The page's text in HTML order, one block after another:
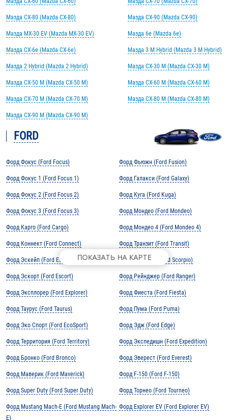
ПОКАЗАТЬ НА КАРТЕ
Мазда CX-80 (Mazda CX-80)
Мазда MX-30 EV (Mazda MX-30 EV)
Мазда CX-6e (Mazda CX-6e)
Мазда 2 Hybrid (Mazda 2 Hybrid)
Мазда CX-50 M (Mazda CX-50 M)
Мазда CX-70 M (Mazda CX-70 M)
Мазда CX-90 M (Mazda CX-90 M)
Мазда CX-90 (Mazda CX-90)
Мазда 6e (Mazda 6e)
Мазда 3 M Hybrid (Mazda 3 M Hybrid)
Мазда CX-30 M (Mazda CX-30 M)
Мазда CX-60 M (Mazda CX-60 M)
Мазда CX-80 M (Mazda CX-80 M)
FORD
Форд Фокус (Ford Focus)
Форд Фокус 1 (Ford Focus 1)
Форд Фокус 2 (Ford Focus 2)
Форд Фокус 3 (Ford Focus 3)
Форд Карго (Ford Cargo)
Форд Коннект (Ford Connect)
Форд Эскейп (Ford Escape)
Форд Эскорт (Ford Escort)
Форд Эксплорер (Ford Explorer)
Форд Таурус (Ford Taurus)
Форд Эко Спорт (Ford EcoSport)
Форд Территория (Ford Territory)
Форд Бронко (Ford Bronco)
Форд Маверик (Ford Maverick)
Форд Super Duty (Ford Super Duty)
Форд Mustang Mach-E (Ford Mustang Mach-
E)
Форд Фьюжн (Ford Fusion)
Форд Галакси (Ford Galaxy)
Форд Куга (Ford Kuga)
Форд Мондео (Ford Mondeo)
Форд Мондео 4 (Ford Mondeo 4)
Форд Транзит (Ford Transit)
Форд Скорпио (Ford Scorpio)
Форд Рейнджер (Ford Ranger)
Форд Фиеста (Ford Fiesta)
Форд Пума (Ford Puma)
Форд Эдж (Ford Edge)
Форд Экспедишн (Ford Expedition)
Форд Эверест (Ford Everest)
Форд F-150 (Ford F-150)
Форд Торнео (Ford Tourneo)
Форд Explorer EV (Ford Explorer EV)